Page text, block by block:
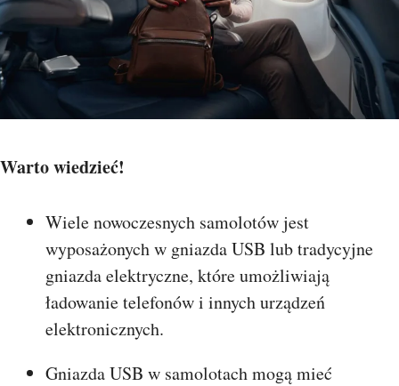
Warto wiedzieć!
Wiele nowoczesnych samolotów jest
wyposażonych w gniazda USB lub tradycyjne
gniazda elektryczne, które umożliwiają
ładowanie telefonów i innych urządzeń
elektronicznych.
Gniazda USB w samolotach mogą mieć